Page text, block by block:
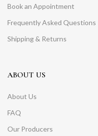
Book an Appointment
Frequently Asked Questions
Shipping & Returns
ABOUT US
About Us
FAQ
Our Producers